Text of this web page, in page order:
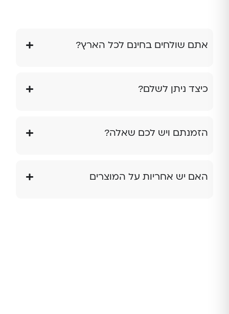
אתם שולחים בחינם לכל הארץ?
כיצד ניתן לשלם?
הזמנתם ויש לכם שאלה?
האם יש אחריות על המוצרים